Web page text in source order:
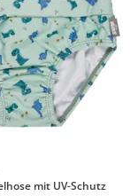
mit UV-Schutz